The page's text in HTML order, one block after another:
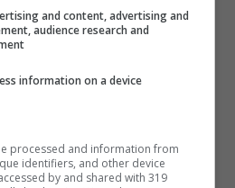
per
complimentarsicon loro.
and content, advertising and
audience research and
information on a device
processed and information from
identifiers, and other device
by and shared with 319